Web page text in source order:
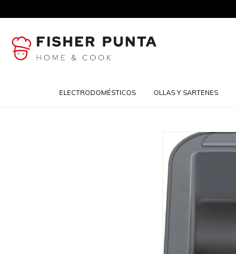
ELECTRODOMÉSTICOS OLLAS Y SARTENES